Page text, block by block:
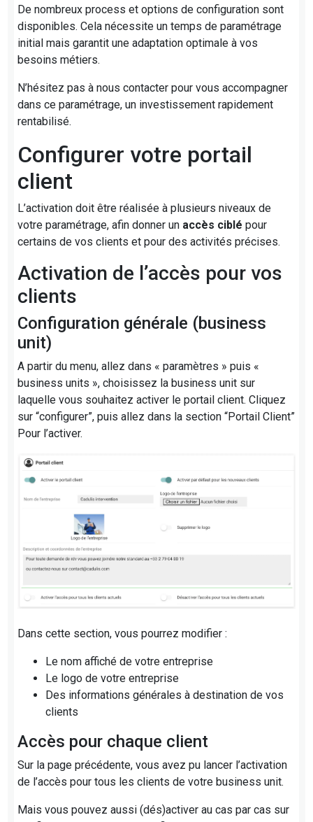
De nombreux process et options de configuration sont
disponibles. Cela nécessite un temps de paramétrage
initial mais garantit une adaptation optimale à vos
besoins métiers.
N’hésitez pas à nous contacter pour vous accompagner
dans ce paramétrage, un investissement rapidement
rentabilisé.
Configurer votre portail
client
L’activation doit être réalisée à plusieurs niveaux de
votre paramétrage, afin donner un accès ciblé pour
certains de vos clients et pour des activités précises.
Activation de l’accès pour vos
clients
Configuration générale (business
unit)
A partir du menu, allez dans « paramètres » puis «
business units », choisissez la business unit sur
laquelle vous souhaitez activer le portail client. Cliquez
sur “configurer”, puis allez dans la section “Portail Client”
Pour l’activer.
Dans cette section, vous pourrez modifier :
Le nom affiché de votre entreprise
Le logo de votre entreprise
Des informations générales à destination de vos
clients
Accès pour chaque client
Sur la page précédente, vous avez pu lancer l’activation
de l’accès pour tous les clients de votre business unit.
Mais vous pouvez aussi (dés)activer au cas par cas sur